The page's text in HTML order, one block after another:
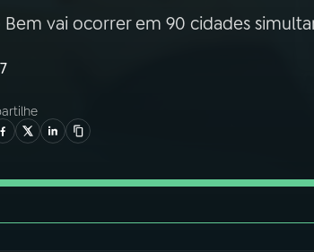
Bem vai ocorrer em 90 cidades